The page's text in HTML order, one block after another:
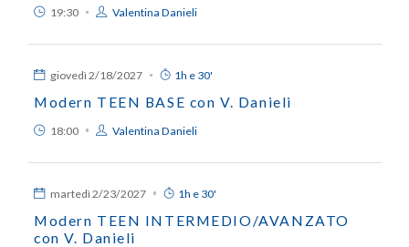
19:30 Valentina Danieli
giovedì 2/18/2027 1h e 30'
Modern TEEN BASE con V. Danieli
18:00 Valentina Danieli
martedì 2/23/2027 1h e 30'
Modern TEEN INTERMEDIO/AVANZATO
con V. Danieli